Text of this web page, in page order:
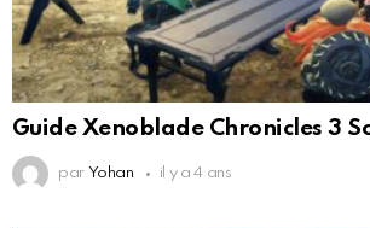
Guide Xenoblade Chronicles 3
par Yohan il y a 4 ans